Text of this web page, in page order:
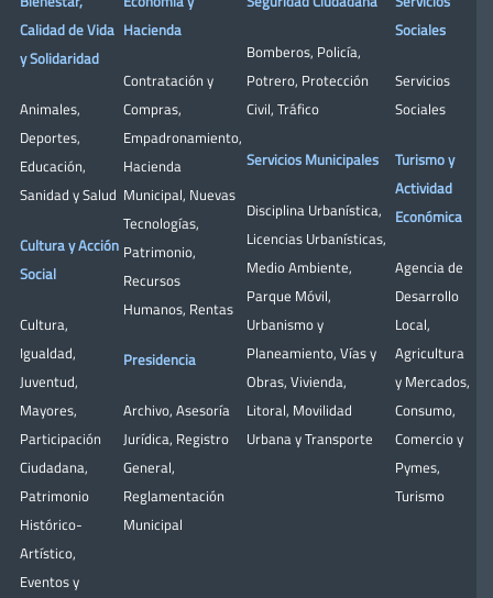
Calidad de Vida
y Solidaridad
Animales,
Deportes,
Educación,
Sanidad y Salud
Cultura y Acción
Social
Cultura,
Igualdad,
Juventud,
Mayores,
Participación
Ciudadana,
Patrimonio
Histórico-
Artístico,
Eventos y
Hacienda
Contratación y
Compras,
Empadronamiento,
Hacienda
Municipal, Nuevas
Tecnologías,
Patrimonio,
Recursos
Humanos, Rentas
Presidencia
Archivo, Asesoría
Jurídica, Registro
General,
Reglamentación
Municipal
Bomberos, Policía,
Potrero, Protección
Civil, Tráfico
Servicios Municipales
Disciplina Urbanística,
Licencias Urbanísticas,
Medio Ambiente,
Parque Móvil,
Urbanismo y
Planeamiento, Vías y
Obras, Vivienda,
Litoral, Movilidad
Urbana y Transporte
Sociales
Servicios
Sociales
Turismo y
Actividad
Económica
Agencia de
Desarrollo
Local,
Agricultura
y Mercados,
Consumo,
Comercio y
Pymes,
Turismo